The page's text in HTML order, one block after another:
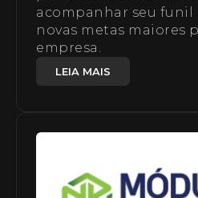
acompanhar seu funil
novas metas maiores
empresa.
LEIA MAIS